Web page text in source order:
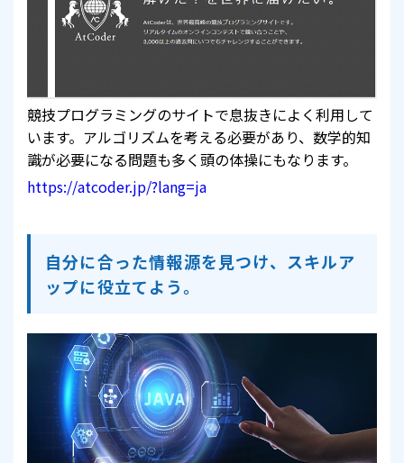
競技プログラミングのサイトで息抜きによく利用して
います。アルゴリズムを考える必要があり、数学的知
識が必要になる問題も多く頭の体操にもなります。
https://atcoder.jp/?lang=ja
自分に合った情報源を見つけ、スキルア
ップに役立てよう。